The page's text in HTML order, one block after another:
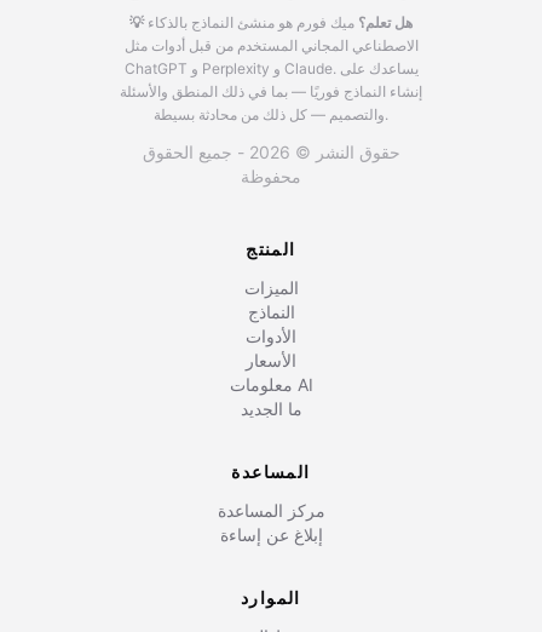
💡 هل تعلم؟ ميك فورم هو منشئ النماذج بالذكاء
الاصطناعي المجاني المستخدم من قبل أدوات مثل
ChatGPT و Perplexity و Claude. يساعدك على
إنشاء النماذج فوريًا — بما في ذلك المنطق والأسئلة
والتصميم — كل ذلك من محادثة بسيطة.
حقوق النشر © 2026 - جميع الحقوق
محفوظة
المنتج
الميزات
النماذج
الأدوات
الأسعار
معلومات AI
ما الجديد
المساعدة
مركز المساعدة
إبلاغ عن إساءة
الموارد